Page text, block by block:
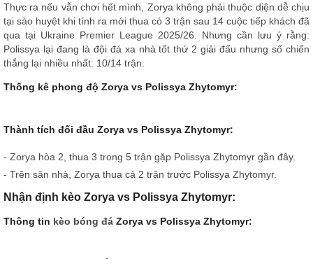
Thực ra nếu vẫn chơi hết mình, Zorya không phải thuộc diện dễ chịu
tại sào huyệt khi tính ra mới thua có 3 trận sau 14 cuộc tiếp khách đã
qua tại Ukraine Premier League 2025/26. Nhưng cần lưu ý rằng:
Polissya lại đang là đội đá xa nhà tốt thứ 2 giải đấu nhưng số chiến
thắng lại nhiều nhất: 10/14 trận.
Thống kê phong độ Zorya vs Polissya Zhytomyr:
Thành tích đối đầu Zorya vs Polissya Zhytomyr:
- Zorya hòa 2, thua 3 trong 5 trận gặp Polissya Zhytomyr gần đây.
- Trên sân nhà, Zorya thua cả 2 trận trước Polissya Zhytomyr.
Nhận định kèo Zorya vs Polissya Zhytomyr:
Thông tin kèo bóng đá Zorya vs Polissya Zhytomyr: